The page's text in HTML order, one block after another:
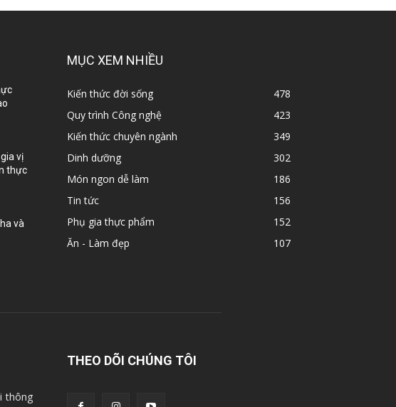
vị
thực
và
MỤC XEM NHIỀU
Kiến thức đời sống
478
Quy trình Công nghệ
423
Kiến thức chuyên ngành
349
Dinh dưỡng
302
Món ngon dễ làm
186
Tin tức
156
Phụ gia thực phẩm
152
Ăn - Làm đẹp
107
thông
THEO DÕI CHÚNG TÔI